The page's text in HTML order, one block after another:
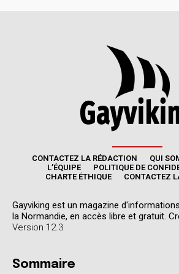
CONTACTEZ LA RÉDACTION
QUI
L’ÉQUIPE
POLITIQUE DE
CHARTE ÉTHIQUE
CONTACTEZ
Gayviking est un magazine
la Normandie, en accès libre et gratuit.
Version 12.3
Sommaire